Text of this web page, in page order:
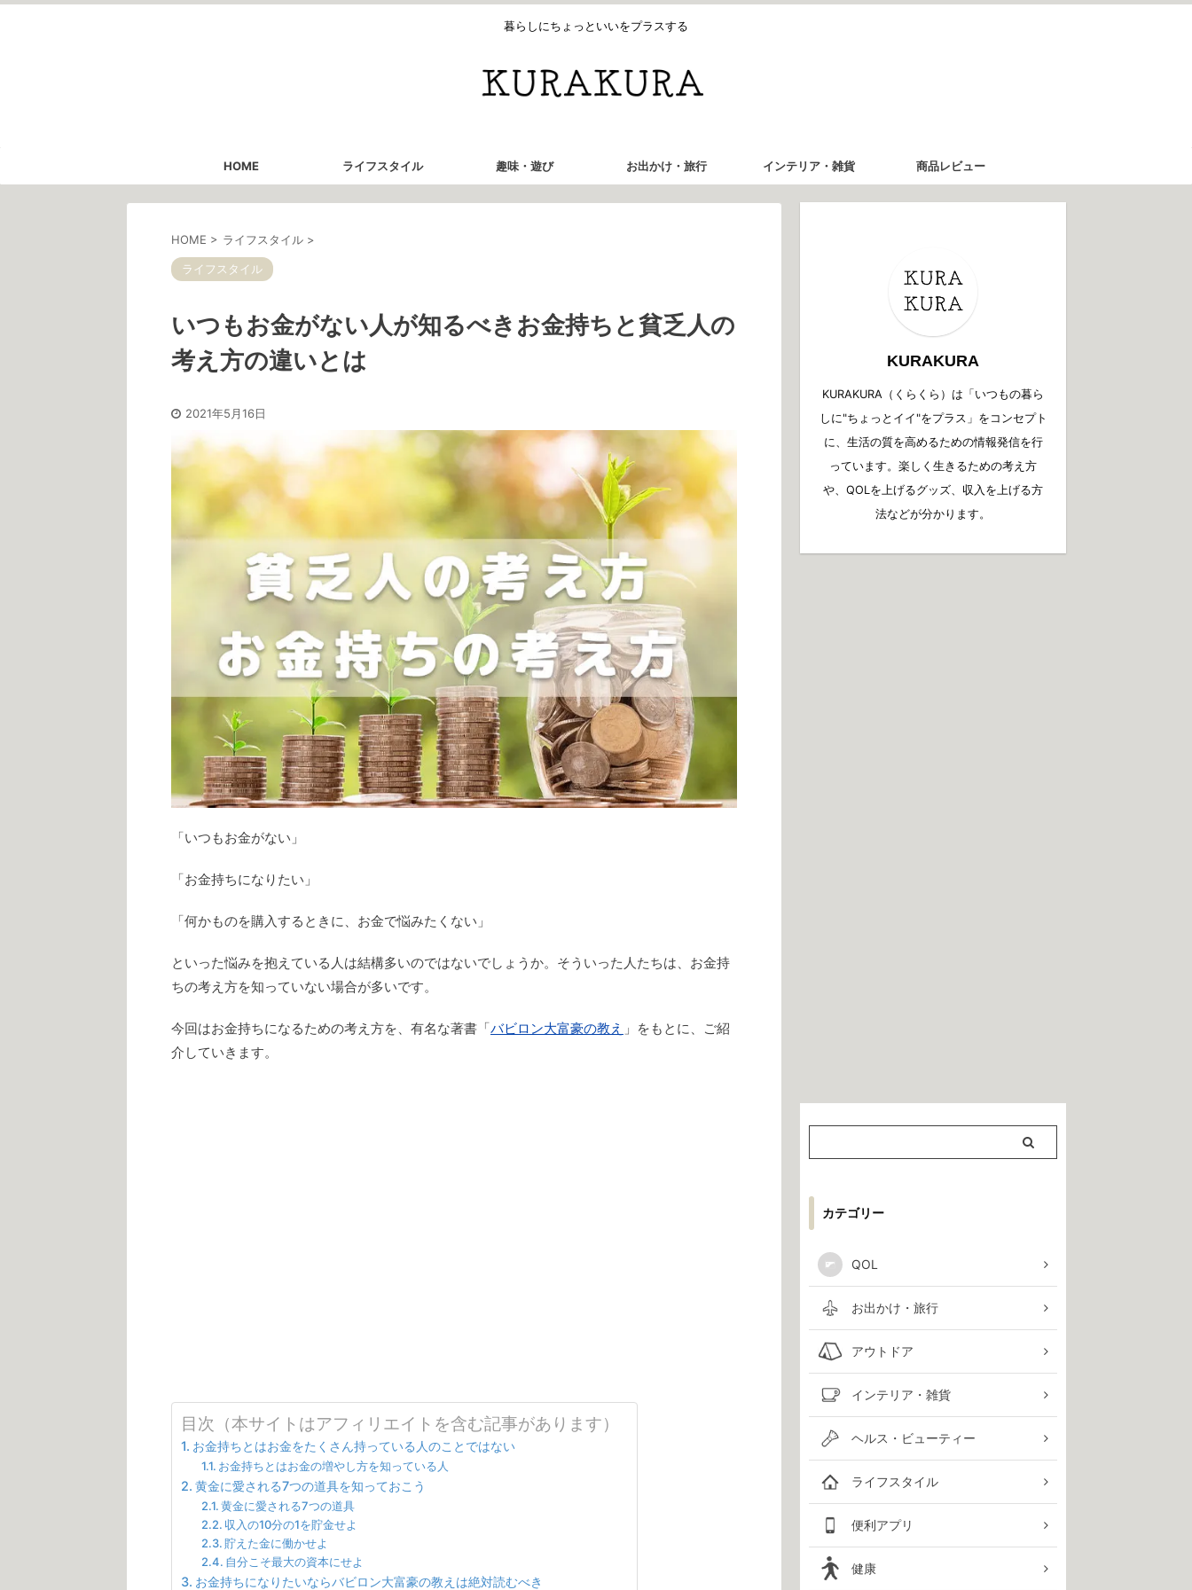
暮らしにちょっといいをプラスする
HOME ライフスタイル 趣味・遊び お出かけ・旅行 インテリア・雑貨 商品レビュー
HOME > ライフスタイル >
ライフスタイル
いつもお金がない人が知るべきお金持ちと貧乏人の
考え方の違いとは
2021年5月16日
「いつもお金がない」
「お金持ちになりたい」
「何かものを購入するときに、お金で悩みたくない」
といった悩みを抱えている人は結構多いのではないでしょうか。そういった人たちは、お金持
ちの考え方を知っていない場合が多いです。
今回はお金持ちになるための考え方を、有名な著書「バビロン大富豪の教え 」をもとに、ご紹
介していきます。
目次（本サイトはアフィリエイトを含む記事があります）
お金持ちとはお金をたくさん持っている人のことではない
お金持ちとはお金の増やし方を知っている人
黄金に愛される7つの道具を知っておこう
黄金に愛される7つの道具
収入の10分の1を貯金せよ
貯えた金に働かせよ
自分こそ最大の資本にせよ
お金持ちになりたいならバビロン大富豪の教えは絶対読むべき
KURAKURA
KURAKURA（くらくら）は「いつもの暮ら
しに"ちょっとイイ"をプラス」をコンセプト
に、生活の質を高めるための情報発信を行
っています。楽しく生きるための考え方
や、QOLを上げるグッズ、収入を上げる方
法などが分かります。
カテゴリー
QOL
お出かけ・旅行
アウトドア
インテリア・雑貨
ヘルス・ビューティー
ライフスタイル
便利アプリ
健康